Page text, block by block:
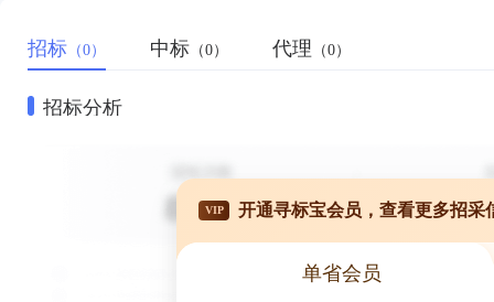
招标 （0） 中标 （0） 代理 （0）
招标分析
VIP 开通寻标宝会员，查看更多招采
单省会员